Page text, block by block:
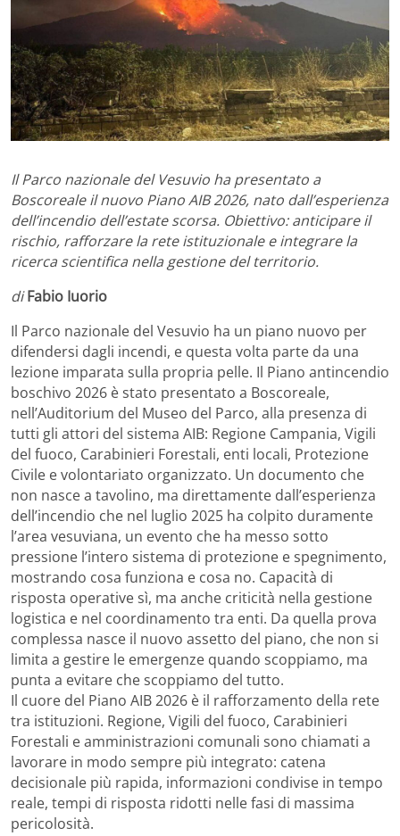
Il Parco nazionale del Vesuvio ha presentato a
Boscoreale il nuovo Piano AIB 2026, nato dall’esperienza
dell’incendio dell’estate scorsa. Obiettivo: anticipare il
rischio, rafforzare la rete istituzionale e integrare la
ricerca scientifica nella gestione del territorio.
di Fabio Iuorio
Il Parco nazionale del Vesuvio ha un piano nuovo per
difendersi dagli incendi, e questa volta parte da una
lezione imparata sulla propria pelle. Il Piano antincendio
boschivo 2026 è stato presentato a Boscoreale,
nell’Auditorium del Museo del Parco, alla presenza di
tutti gli attori del sistema AIB: Regione Campania, Vigili
del fuoco, Carabinieri Forestali, enti locali, Protezione
Civile e volontariato organizzato. Un documento che
non nasce a tavolino, ma direttamente dall’esperienza
dell’incendio che nel luglio 2025 ha colpito duramente
l’area vesuviana, un evento che ha messo sotto
pressione l’intero sistema di protezione e spegnimento,
mostrando cosa funziona e cosa no. Capacità di
risposta operative sì, ma anche criticità nella gestione
logistica e nel coordinamento tra enti. Da quella prova
complessa nasce il nuovo assetto del piano, che non si
limita a gestire le emergenze quando scoppiamo, ma
punta a evitare che scoppiamo del tutto.
Il cuore del Piano AIB 2026 è il rafforzamento della rete
tra istituzioni. Regione, Vigili del fuoco, Carabinieri
Forestali e amministrazioni comunali sono chiamati a
lavorare in modo sempre più integrato: catena
decisionale più rapida, informazioni condivise in tempo
reale, tempi di risposta ridotti nelle fasi di massima
pericolosità.